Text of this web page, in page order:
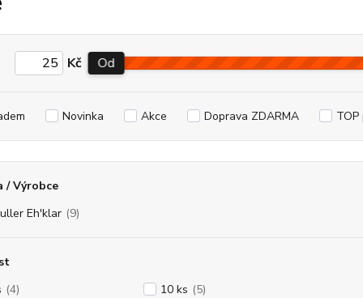
Kč Od
Novinka Akce Doprava ZDARMA
/ Výrobce
Eh'klar (9)
(4) 10 ks (5)